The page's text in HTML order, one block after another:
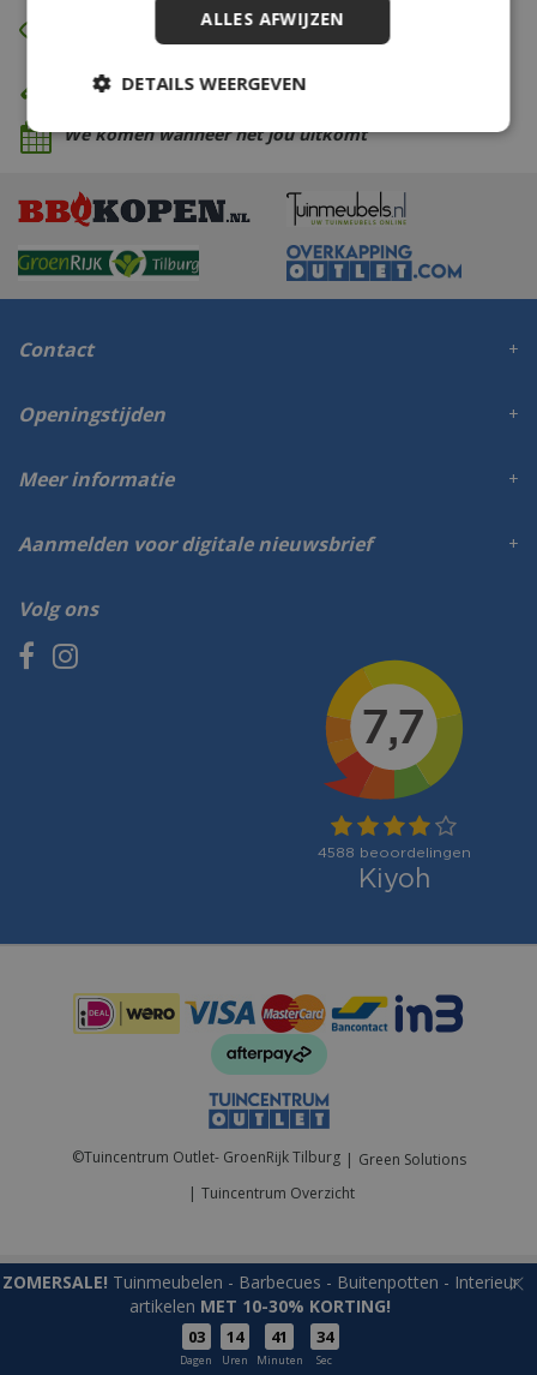
ZOMERSALE! Tuinmeubelen - Barbecues - Buitenpotten - Interieur
artikelen MET 10-30% KORTING!
03
Dagen
14
Uren
41
Minuten
34
Sec
Eerst zien dan betalen
Eigen bezorg- & installatieservice
We komen wanneer het jou uitkomt
Contact
Volg ons
Openingstijden
Meer informatie
Aanmelden voor digitale nieuwsbrief
©Tuincentrum Outlet- GroenRijk Tilburg
Green Solutions
Tuincentrum Overzicht
ALLES AFWIJZEN
DETAILS WEERGEVEN